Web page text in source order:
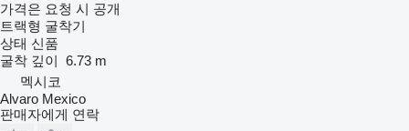
가격은 요청 시 공개
트랙형 굴착기
상태 신품
굴착 깊이 6.73 m
멕시코
Alvaro Mexico
판매자에게 연락